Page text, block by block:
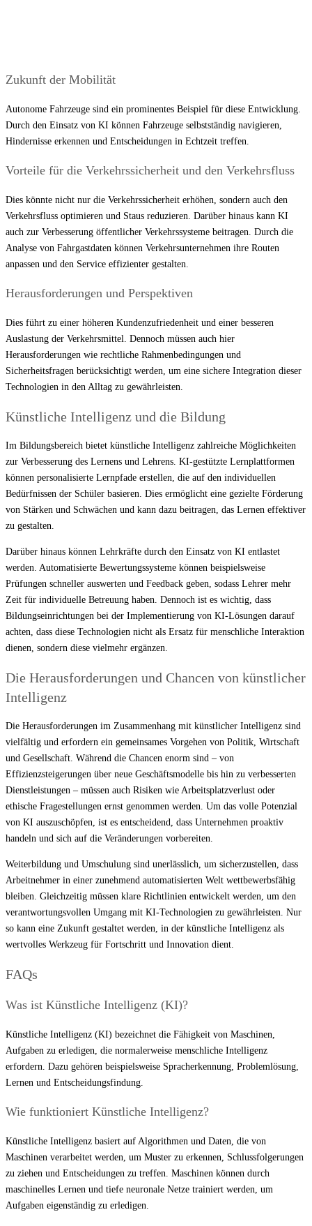
Zukunft der Mobilität
Autonome Fahrzeuge sind ein prominentes Beispiel für diese Entwicklung.
Durch den Einsatz von KI können Fahrzeuge selbstständig navigieren,
Hindernisse erkennen und Entscheidungen in Echtzeit treffen.
Vorteile für die Verkehrssicherheit und den Verkehrsfluss
Dies könnte nicht nur die Verkehrssicherheit erhöhen, sondern auch den
Verkehrsfluss optimieren und Staus reduzieren. Darüber hinaus kann KI
auch zur Verbesserung öffentlicher Verkehrssysteme beitragen. Durch die
Analyse von Fahrgastdaten können Verkehrsunternehmen ihre Routen
anpassen und den Service effizienter gestalten.
Herausforderungen und Perspektiven
Dies führt zu einer höheren Kundenzufriedenheit und einer besseren
Auslastung der Verkehrsmittel. Dennoch müssen auch hier
Herausforderungen wie rechtliche Rahmenbedingungen und
Sicherheitsfragen berücksichtigt werden, um eine sichere Integration dieser
Technologien in den Alltag zu gewährleisten.
Künstliche Intelligenz und die Bildung
Im Bildungsbereich bietet künstliche Intelligenz zahlreiche Möglichkeiten
zur Verbesserung des Lernens und Lehrens. KI-gestützte Lernplattformen
können personalisierte Lernpfade erstellen, die auf den individuellen
Bedürfnissen der Schüler basieren. Dies ermöglicht eine gezielte Förderung
von Stärken und Schwächen und kann dazu beitragen, das Lernen effektiver
zu gestalten.
Darüber hinaus können Lehrkräfte durch den Einsatz von KI entlastet
werden. Automatisierte Bewertungssysteme können beispielsweise
Prüfungen schneller auswerten und Feedback geben, sodass Lehrer mehr
Zeit für individuelle Betreuung haben. Dennoch ist es wichtig, dass
Bildungseinrichtungen bei der Implementierung von KI-Lösungen darauf
achten, dass diese Technologien nicht als Ersatz für menschliche Interaktion
dienen, sondern diese vielmehr ergänzen.
Die Herausforderungen und Chancen von künstlicher
Intelligenz
Die Herausforderungen im Zusammenhang mit künstlicher Intelligenz sind
vielfältig und erfordern ein gemeinsames Vorgehen von Politik, Wirtschaft
und Gesellschaft. Während die Chancen enorm sind – von
Effizienzsteigerungen über neue Geschäftsmodelle bis hin zu verbesserten
Dienstleistungen – müssen auch Risiken wie Arbeitsplatzverlust oder
ethische Fragestellungen ernst genommen werden. Um das volle Potenzial
von KI auszuschöpfen, ist es entscheidend, dass Unternehmen proaktiv
handeln und sich auf die Veränderungen vorbereiten.
Weiterbildung und Umschulung sind unerlässlich, um sicherzustellen, dass
Arbeitnehmer in einer zunehmend automatisierten Welt wettbewerbsfähig
bleiben. Gleichzeitig müssen klare Richtlinien entwickelt werden, um den
verantwortungsvollen Umgang mit KI-Technologien zu gewährleisten. Nur
so kann eine Zukunft gestaltet werden, in der künstliche Intelligenz als
wertvolles Werkzeug für Fortschritt und Innovation dient.
FAQs
Was ist Künstliche Intelligenz (KI)?
Künstliche Intelligenz (KI) bezeichnet die Fähigkeit von Maschinen,
Aufgaben zu erledigen, die normalerweise menschliche Intelligenz
erfordern. Dazu gehören beispielsweise Spracherkennung, Problemlösung,
Lernen und Entscheidungsfindung.
Wie funktioniert Künstliche Intelligenz?
Künstliche Intelligenz basiert auf Algorithmen und Daten, die von
Maschinen verarbeitet werden, um Muster zu erkennen, Schlussfolgerungen
zu ziehen und Entscheidungen zu treffen. Maschinen können durch
maschinelles Lernen und tiefe neuronale Netze trainiert werden, um
Aufgaben eigenständig zu erledigen.